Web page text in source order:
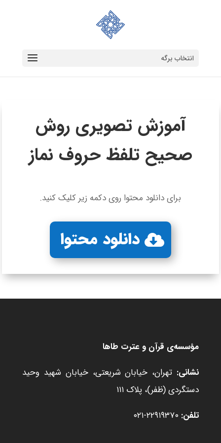
انتخاب برگه
آموزش تصویری روش
صحیح تلفظ حروف نماز
برای دانلود محتوا روی دکمه زیر کلیک کنید.
دانلود محتوا
مؤسسه‌ی قرآن و عترت طاها
نشانی: تهران، خیابان شریعتی، خیابان شهید وحید
دستگردی (ظفر)، پلاک ۱۱۱
تلفن: